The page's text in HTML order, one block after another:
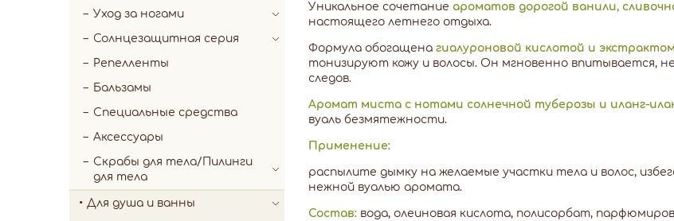
Уход за ногами
Солнцезащитная серия
Репелленты
Бальзамы
Специальные средства
Аксессуары
Скрабы для тела/Пилинги
для тела
Для душа и ванны
Уникальное сочетание ароматов дорогой ванили,
настоящего летнего отдыха.
Формула обогащена гиалуроновой кислотой и
тонизируют кожу и волосы. Он мгновенно впитывается,
следов.
Аромат миста с нотами солнечной туберозы и иланг-
вуаль безмятежности.
Применение:
распылите дымку на желаемые участки тела и волос,
нежной вуалью аромата.
Состав: вода, олеиновая кислота, полисорбат,